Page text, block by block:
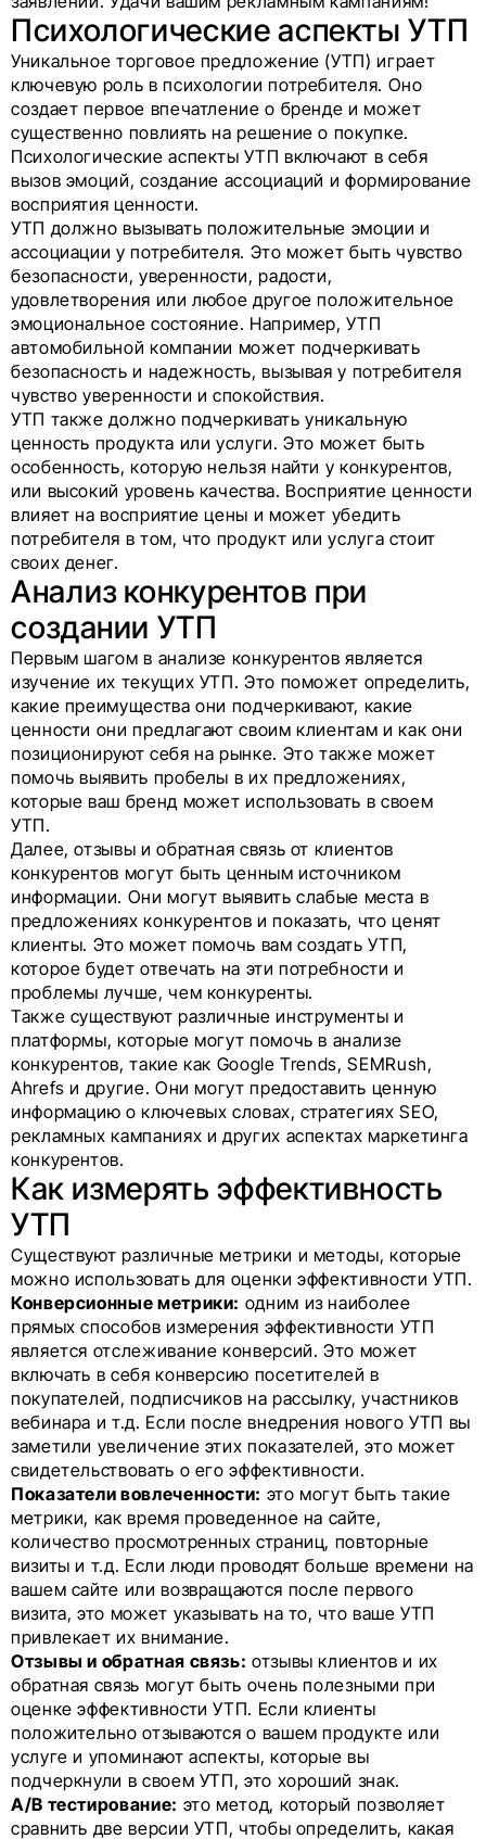
Психологические аспекты УТП
Уникальное торговое предложение (УТП) играет
ключевую роль в психологии потребителя. Оно
создает первое впечатление о бренде и может
существенно повлиять на решение о покупке.
Психологические аспекты УТП включают в себя
вызов эмоций, создание ассоциаций и формирование
восприятия ценности.
УТП должно вызывать положительные эмоции и
ассоциации у потребителя. Это может быть чувство
безопасности, уверенности, радости,
удовлетворения или любое другое положительное
эмоциональное состояние. Например, УТП
автомобильной компании может подчеркивать
безопасность и надежность, вызывая у потребителя
чувство уверенности и спокойствия.
УТП также должно подчеркивать уникальную
ценность продукта или услуги. Это может быть
особенность, которую нельзя найти у конкурентов,
или высокий уровень качества. Восприятие ценности
влияет на восприятие цены и может убедить
потребителя в том, что продукт или услуга стоит
своих денег.
Анализ конкурентов при
создании УТП
Первым шагом в анализе конкурентов является
изучение их текущих УТП. Это поможет определить,
какие преимущества они подчеркивают, какие
ценности они предлагают своим клиентам и как они
позиционируют себя на рынке. Это также может
помочь выявить пробелы в их предложениях,
которые ваш бренд может использовать в своем
УТП.
Далее, отзывы и обратная связь от клиентов
конкурентов могут быть ценным источником
информации. Они могут выявить слабые места в
предложениях конкурентов и показать, что ценят
клиенты. Это может помочь вам создать УТП,
которое будет отвечать на эти потребности и
проблемы лучше, чем конкуренты.
Также существуют различные инструменты и
платформы, которые могут помочь в анализе
конкурентов, такие как Google Trends, SEMRush,
Ahrefs и другие. Они могут предоставить ценную
информацию о ключевых словах, стратегиях SEO,
рекламных кампаниях и других аспектах маркетинга
конкурентов.
Как измерять эффективность
УТП
Существуют различные метрики и методы, которые
можно использовать для оценки эффективности УТП.
Конверсионные метрики: одним из наиболее
прямых способов измерения эффективности УТП
является отслеживание конверсий. Это может
включать в себя конверсию посетителей в
покупателей, подписчиков на рассылку, участников
вебинара и т.д. Если после внедрения нового УТП вы
заметили увеличение этих показателей, это может
свидетельствовать о его эффективности.
Показатели вовлеченности: это могут быть такие
метрики, как время проведенное на сайте,
количество просмотренных страниц, повторные
визиты и т.д. Если люди проводят больше времени на
вашем сайте или возвращаются после первого
визита, это может указывать на то, что ваше УТП
привлекает их внимание.
Отзывы и обратная связь: отзывы клиентов и их
обратная связь могут быть очень полезными при
оценке эффективности УТП. Если клиенты
положительно отзываются о вашем продукте или
услуге и упоминают аспекты, которые вы
подчеркнули в своем УТП, это хороший знак.
A/B тестирование: это метод, который позволяет
сравнить две версии УТП, чтобы определить, какая